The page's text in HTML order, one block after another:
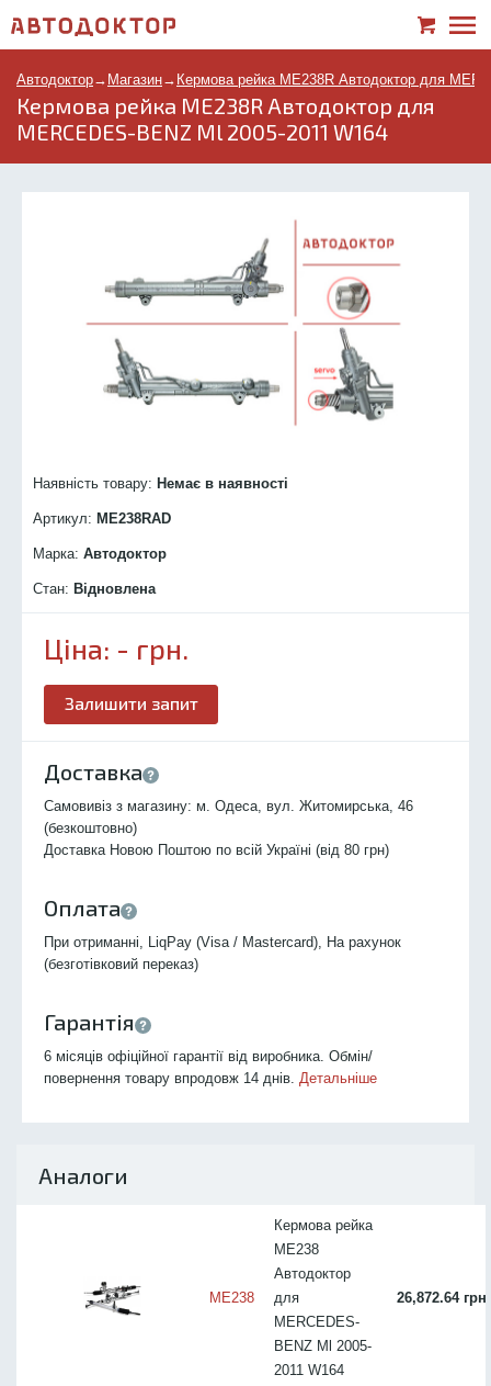
Автодоктор→ Магазин→ Кермова рейка ME238R Автодоктор для
Кермова рейка ME238R Автодоктор для
MERCEDES-BENZ Ml 2005-2011 W164
Наявність товару: Немає в наявності
Артикул: ME238RAD
Марка: Автодоктор
Стан: Відновлена
Ціна: - грн.
Залишити запит
Доставка
Самовивіз з магазину: м. Одеса, вул. Житомирська, 46
(безкоштовно)
Доставка Новою Поштою по всій Україні (від 80 грн)
Оплата
При отриманні, LiqPay (Visa / Mastercard), На рахунок
(безготівковий переказ)
Гарантія
6 місяців офіційної гарантії від виробника. Обмін/
повернення товару впродовж 14 днів. Детальніше
Аналоги
ME238
Кермова рейка
ME238
Автодоктор
для
MERCEDES-
BENZ Ml 2005-
2011 W164
26,872.64 грн